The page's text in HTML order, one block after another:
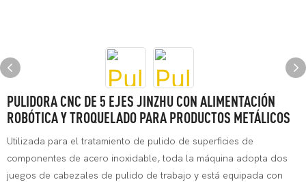
PULIDORA CNC DE 5 EJES JINZHU CON ALIMENTACIÓN
ROBÓTICA Y TROQUELADO PARA PRODUCTOS METÁLICOS
Utilizada para el tratamiento de pulido de superficies de
componentes de acero inoxidable, toda la máquina adopta dos
juegos de cabezales de pulido de trabajo y está equipada con